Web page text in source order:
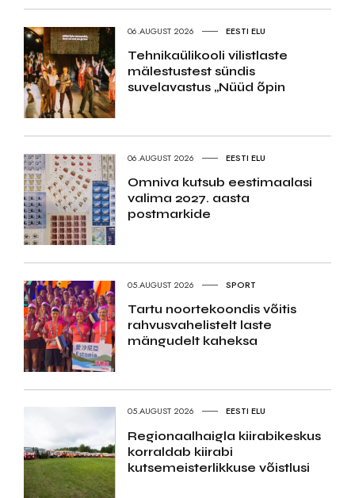
06.AUGUST 2026 EESTI ELU
Tehnikaülikooli vilistlaste
mälestustest sündis
suvelavastus „Nüüd õpin
06.AUGUST 2026 EESTI ELU
Omniva kutsub eestimaalasi
valima 2027. aasta
postmarkide
05.AUGUST 2026 SPORT
Tartu noortekoondis võitis
rahvusvahelistelt laste
mängudelt kaheksa
05.AUGUST 2026 EESTI ELU
Regionaalhaigla kiirabikeskus
korraldab kiirabi
kutsemeisterlikkuse võistlusi